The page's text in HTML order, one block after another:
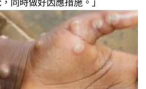
同時做好因應措施。」